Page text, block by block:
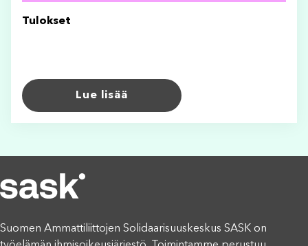
Tulokset
Lue lisää
Suomen Ammattiliittojen Solidaarisuuskeskus SASK on